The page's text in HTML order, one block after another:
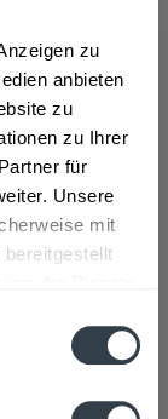
zu
anbieten
zu
zu Ihrer
für
Unsere
mit